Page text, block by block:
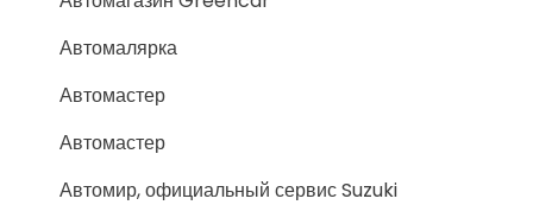
Автомалярка
Автомастер
Автомастер
Автомир, официальный сервис Suzuki